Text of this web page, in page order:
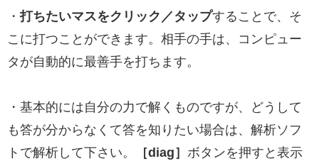
・打ちたいマスをクリック／タップすることで、そ
こに打つことができます。相手の手は、コンピュー
タが自動的に最善手を打ちます。
・基本的には自分の力で解くものですが、どうして
も答が分からなくて答を知りたい場合は、解析ソフ
トで解析して下さい。
［diag］ ボタンを押すと表示